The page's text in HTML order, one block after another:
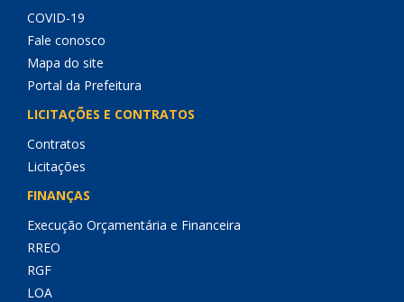
COVID-19
Fale conosco
Mapa do site
Portal da Prefeitura
LICITAÇÕES E CONTRATOS
Contratos
Licitações
FINANÇAS
Execução Orçamentária e Financeira
RREO
RGF
LOA